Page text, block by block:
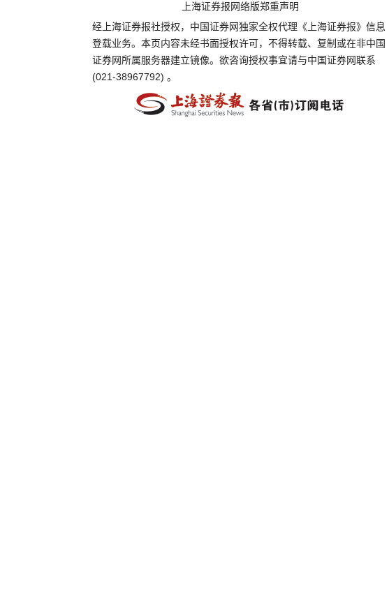
上海证券报网络版郑重声明
经上海证券报社授权，中国证券网独家全权代理《上海证券报》信息
登载业务。本页内容未经书面授权许可，不得转载、复制或在非中国
证券网所属服务器建立镜像。欲咨询授权事宜请与中国证券网联系
(021-38967792) 。